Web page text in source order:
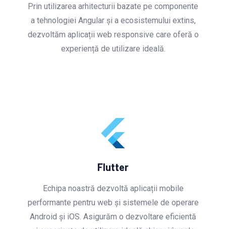
Prin utilizarea arhitecturii bazate pe componente
a tehnologiei Angular și a ecosistemului extins,
dezvoltăm aplicații web responsive care oferă o
experiență de utilizare ideală.
Flutter
Echipa noastră dezvoltă aplicații mobile
performante pentru web și sistemele de operare
Android și iOS. Asigurăm o dezvoltare eficientă